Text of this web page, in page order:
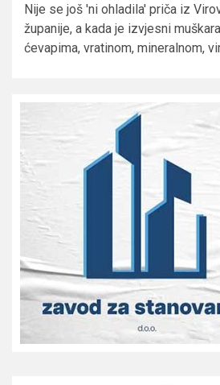
Nije se još 'ni ohladila' priča iz
županije, a kada je izvjesni
ćevapima, vratinom, mineralnom,